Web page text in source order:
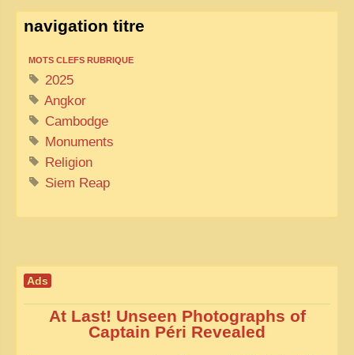
navigation titre
MOTS CLEFS RUBRIQUE
2025
Angkor
Cambodge
Monuments
Religion
Siem Reap
Ads
At Last! Unseen Photographs of
Captain Péri Revealed